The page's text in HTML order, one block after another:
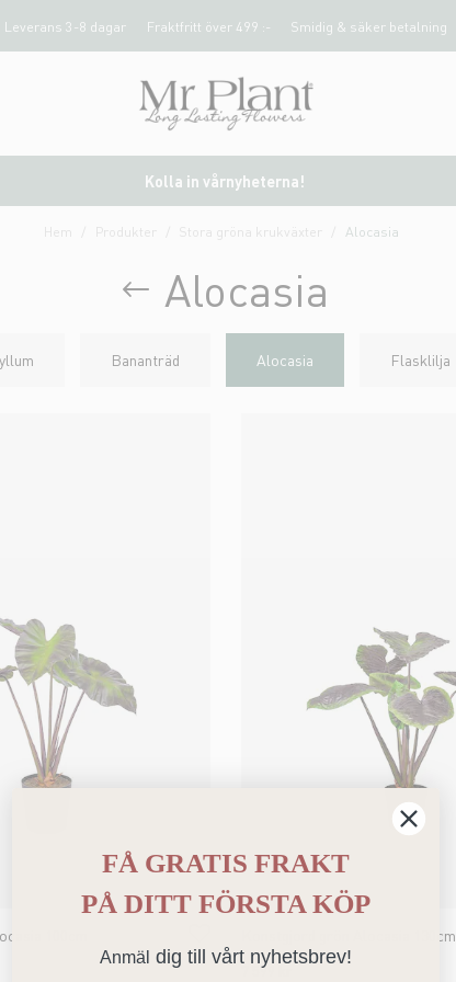
Leverans 3-8 dagar Fraktfritt över 499 :- Smidig & säker betalning
Kolla in vårnyheterna!
Hem Produkter Stora gröna krukväxter Alocasia
Alocasia
Bananträd Alocasia Flasklilja
100cm
Konstgjord grön Alocasia 130cm
7 599 kr
FÅ GRATIS FRAKT
PÅ DITT FÖRSTA KÖP
Anmäl dig till vårt nyhetsbrev!